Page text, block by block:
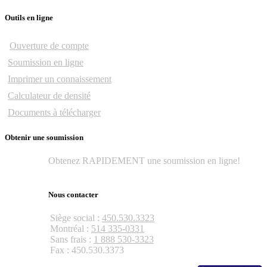
Outils en ligne
Ouverture de compte
Soumission en ligne
Imprimer un connaissement
Calculateur de densité
Documents à télécharger
Obtenir une soumission
Obtenez RAPIDEMENT une soumission en ligne!
Nous contacter
Siège social : 450.530.3323
Montréal : 514 335-0331
Sans frais : 1 888 530-3323
Fax : 450.530.3373